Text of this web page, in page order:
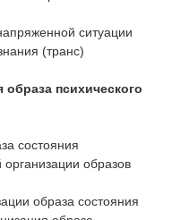
ситуации
(транс)
образа психического
состояния
образов
образа состояния